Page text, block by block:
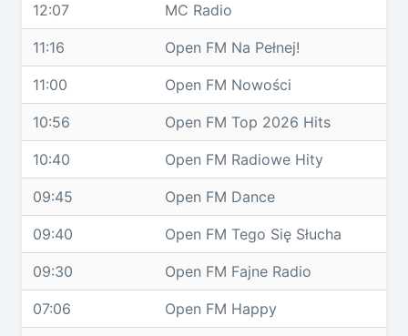
12:07 MC Radio
11:16 Open FM Na Pełnej!
11:00 Open FM Nowości
10:56 Open FM Top 2026 Hits
10:40 Open FM Radiowe Hity
09:45 Open FM Dance
09:40 Open FM Tego Się Słucha
09:30 Open FM Fajne Radio
07:06 Open FM Happy